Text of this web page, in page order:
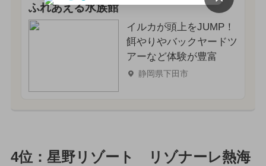
ふれあえる水族館
イルカが頭上をJUMP！
餌やりやバックヤードツ
アーなど体験が豊富
静岡県下田市
4位：星野リゾート リゾナーレ熱海